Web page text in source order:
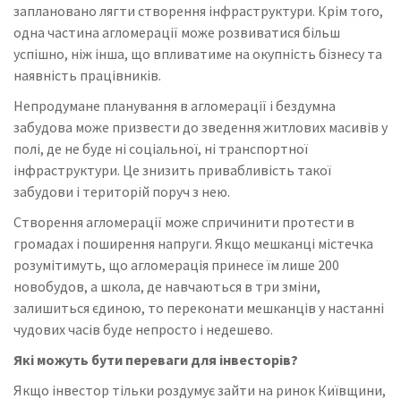
заплановано лягти створення інфраструктури. Крім того,
одна частина агломерації може розвиватися більш
успішно, ніж інша, що впливатиме на окупність бізнесу та
наявність працівників.
Непродумане планування в агломерації і бездумна
забудова може призвести до зведення житлових масивів у
полі, де не буде ні соціальної, ні транспортної
інфраструктури. Це знизить привабливість такої
забудови і територій поруч з нею.
Створення агломерації може спричинити протести в
громадах і поширення напруги. Якщо мешканці містечка
розумітимуть, що агломерація принесе їм лише 200
новобудов, а школа, де навчаються в три зміни,
залишиться єдиною, то переконати мешканців у настанні
чудових часів буде непросто і недешево.
Які можуть бути переваги для інвесторів?
Якщо інвестор тільки роздумує зайти на ринок Київщини,